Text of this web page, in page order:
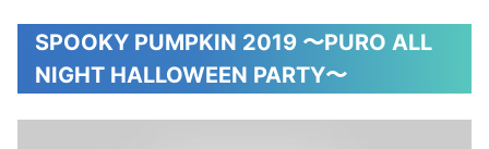
SPOOKY PUMPKIN 2019 〜PURO ALL
NIGHT HALLOWEEN PARTY〜